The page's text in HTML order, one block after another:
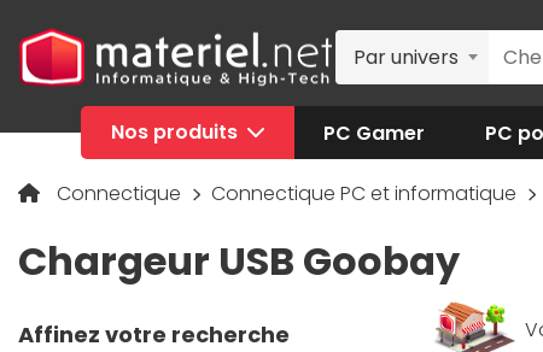
Par univers
Nos produits PC Gamer PC
Connectique Connectique PC et informatique
Chargeur USB Goobay
Affinez votre recherche